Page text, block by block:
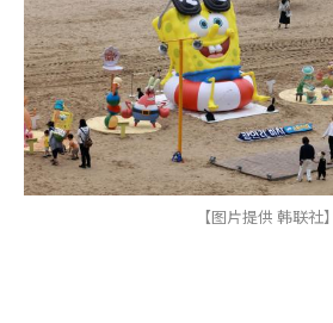
【图片提供 韩联社】